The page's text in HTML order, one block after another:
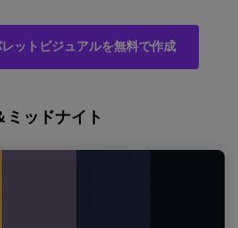
ットビジュアルを無料で作成
ミッドナイト